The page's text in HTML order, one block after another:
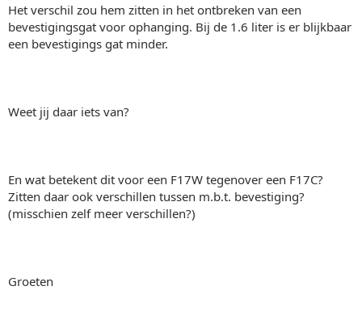
Het verschil zou hem zitten in het ontbreken van een
bevestigingsgat voor ophanging. Bij de 1.6 liter is er blijkbaar
een bevestigings gat minder.
Weet jij daar iets van?
En wat betekent dit voor een F17W tegenover een F17C?
Zitten daar ook verschillen tussen m.b.t. bevestiging?
(misschien zelf meer verschillen?)
Groeten